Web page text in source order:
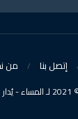
إتصل بنا من